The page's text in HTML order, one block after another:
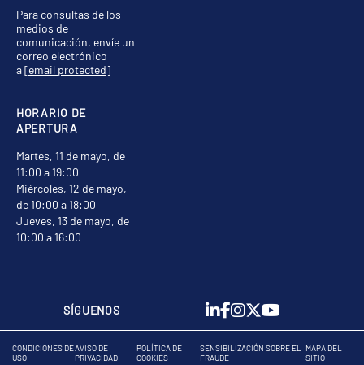
HORARIO DE
APERTURA
Martes, 11 de mayo, de
11:00 a 19:00
Miércoles, 12 de mayo,
de 10:00 a 18:00
Jueves, 13 de mayo, de
10:00 a 16:00
Para consultas de los
medios de
comunicación, envíe un
correo electrónico
a[email protected]
SÍGUENOS
CONDICIONES DE
USO
AVISO DE
PRIVACIDAD
POLÍTICA DE
COOKIES
SENSIBILIZACIÓN SOBRE EL
FRAUDE
MAPA DEL
SITIO